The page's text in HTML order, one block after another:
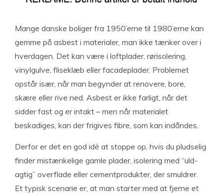
Mange danske boliger fra 1950’erne til 1980’erne kan
gemme på asbest i materialer, man ikke tænker over i
hverdagen. Det kan være i loftplader, rørisolering,
vinylgulve, fliseklæb eller facadeplader. Problemet
opstår især, når man begynder at renovere, bore,
skære eller rive ned. Asbest er ikke farligt, når det
sidder fast og er intakt – men når materialet
beskadiges, kan der frigives fibre, som kan indåndes.
Derfor er det en god idé at stoppe op, hvis du pludselig
finder mistænkelige gamle plader, isolering med “uld-
agtig” overflade eller cementprodukter, der smuldrer.
Et typisk scenarie er, at man starter med at fjerne et